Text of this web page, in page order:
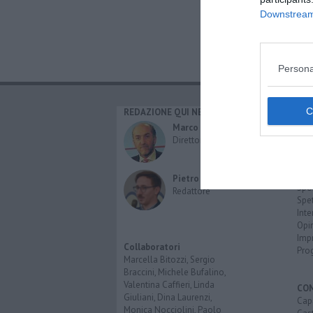
REDAZIONE QUI NEWS
Marco Migli
Direttore Responsabile
Pietro Mattonai
Redattore
Collaboratori
Marcella Bitozzi, Sergio
Braccini, Michele Bufalino,
Valentina Caffieri, Linda
Giuliani, Dina Laurenzi,
Monica Nocciolini, Paolo